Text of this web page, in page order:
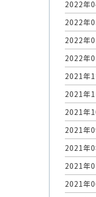
2022年
2022年
2022年
2022年
2021年
2021年
2021年
2021年
2021年
2021年
2021年